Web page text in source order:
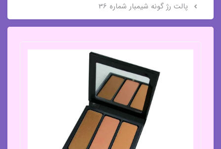
پالت رژ گونه شیمبار شماره 36